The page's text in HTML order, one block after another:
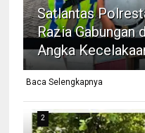
Satlantas
Razia Gabungan
Angka
Baca Selengkapnya
2